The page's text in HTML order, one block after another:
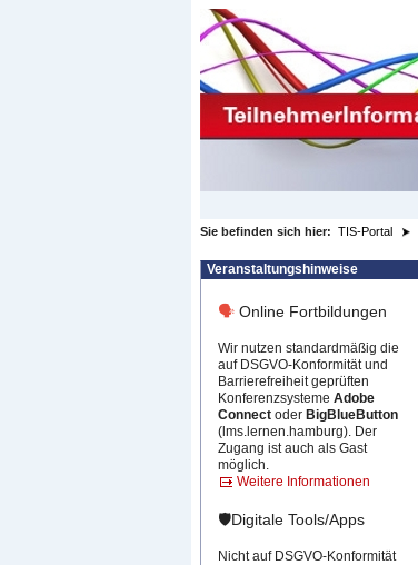
Sie befinden sich hier: TIS-Portal
Veranstaltungshinweise
🗣Online Fortbildungen
Wir nutzen standardmäßig die
auf DSGVO-Konformität und
Barrierefreiheit geprüften
Konferenzsysteme Adobe
Connect oderBigBlueButton
(lms.lernen.hamburg). Der
Zugang ist auch als Gast
möglich.
Weitere Informationen
🛡️Digitale Tools/Apps
Nicht auf DSGVO-Konformität